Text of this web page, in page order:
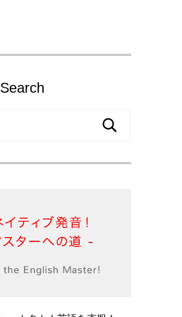
Search